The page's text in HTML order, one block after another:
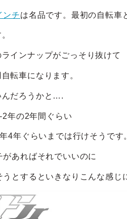
ンチは名品です。最初の自転車
インナップがごっそり抜けて
転車になります。
んだろうかと….
年の2年間ぐらい
4年ぐらいまでは行けそうです
あればそれでいいのに
とするといきなりこんな感じ